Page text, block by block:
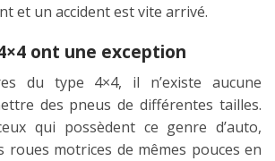
et un accident est vite arrivé.
ont une exception
du type 4×4, il n’existe aucune
des pneus de différentes tailles.
qui possèdent ce genre d’auto,
roues motrices de mêmes pouces en